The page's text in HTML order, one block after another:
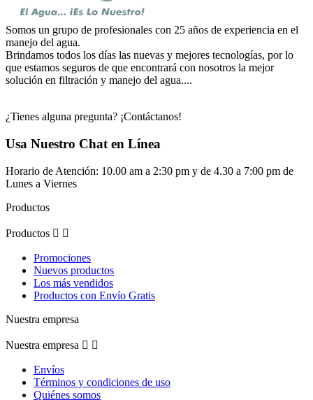
Somos un grupo de profesionales con 25 años de experiencia en el
manejo del agua.
Brindamos todos los días las nuevas y mejores tecnologías, por lo
que estamos seguros de que encontrará con nosotros la mejor
solución en filtración y manejo del agua....
¿Tienes alguna pregunta? ¡Contáctanos!
Usa Nuestro Chat en Línea
Horario de Atención: 10.00 am a 2:30 pm y de 4.30 a 7:00 pm de
Lunes a Viernes
Productos
Productos  
Promociones
Nuevos productos
Los más vendidos
Productos con Envío Gratis
Nuestra empresa
Nuestra empresa  
Envíos
Términos y condiciones de uso
Quiénes somos